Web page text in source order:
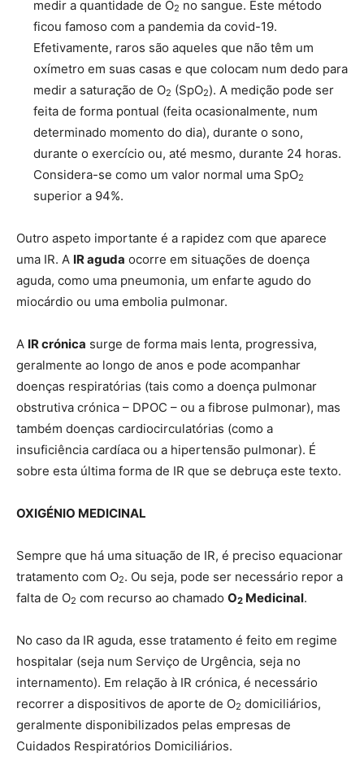
medir a quantidade de O2 no sangue. Este método
ficou famoso com a pandemia da covid-19.
Efetivamente, raros são aqueles que não têm um
oxímetro em suas casas e que colocam num dedo para
medir a saturação de O2 (SpO2). A medição pode ser
feita de forma pontual (feita ocasionalmente, num
determinado momento do dia), durante o sono,
durante o exercício ou, até mesmo, durante 24 horas.
Considera-se como um valor normal uma SpO2
superior a 94%.
Outro aspeto importante é a rapidez com que aparece
uma IR. A IR aguda ocorre em situações de doença
aguda, como uma pneumonia, um enfarte agudo do
miocárdio ou uma embolia pulmonar.
A IR crónica surge de forma mais lenta, progressiva,
geralmente ao longo de anos e pode acompanhar
doenças respiratórias (tais como a doença pulmonar
obstrutiva crónica – DPOC – ou a fibrose pulmonar), mas
também doenças cardiocirculatórias (como a
insuficiência cardíaca ou a hipertensão pulmonar). É
sobre esta última forma de IR que se debruça este texto.
OXIGÉNIO MEDICINAL
Sempre que há uma situação de IR, é preciso equacionar
tratamento com O2. Ou seja, pode ser necessário repor a
falta de O2 com recurso ao chamado O2 Medicinal.
No caso da IR aguda, esse tratamento é feito em regime
hospitalar (seja num Serviço de Urgência, seja no
internamento). Em relação à IR crónica, é necessário
recorrer a dispositivos de aporte de O2 domiciliários,
geralmente disponibilizados pelas empresas de
Cuidados Respiratórios Domiciliários.